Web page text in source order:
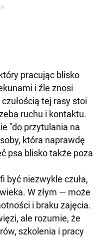
pracując blisko
i źle znosi
tej rasy stoi
ruchu i kontaktu.
"do przytulania na
która naprawdę
psa blisko także poza
być niezwykle czuła,
W złym — może
i braku zajęcia.
ale rozumie, że
szkolenia i pracy